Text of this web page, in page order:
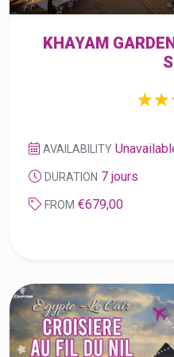
L’EGYPTE